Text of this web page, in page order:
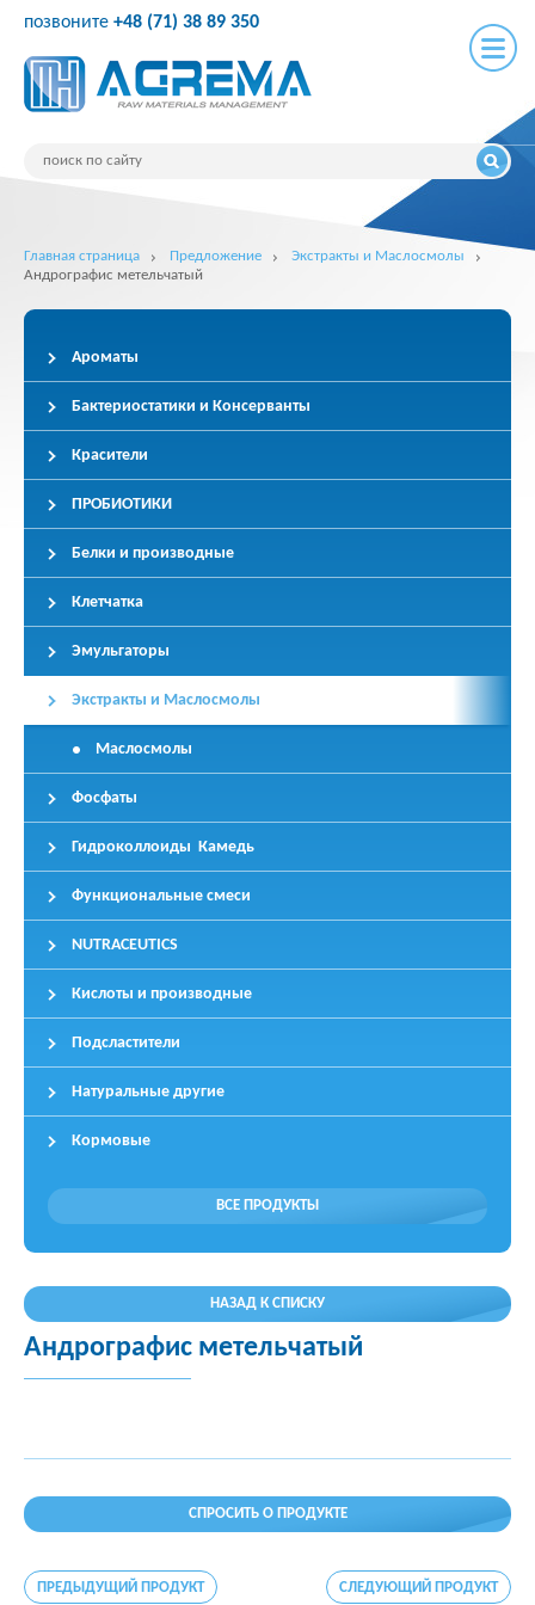
позвоните +48 (71) 38 89 350
Главная страница Предложение
Экстракты и Маслосмолы
Андрографис метельчатый
Ароматы
Бактериостатики и Консерванты
Красители
ПРОБИОТИКИ
Белки и производные
Клетчатка
Эмульгаторы
Экстракты и Маслосмолы
Маслосмолы
Фосфаты
Гидроколлоиды Камедь
Функциональные смеси
NUTRACEUTICS
Кислоты и производные
Подсластители
Натуральные другие
Кормовые
ВСЕ ПРОДУКТЫ
НАЗАД К СПИСКУ
Андрографис метельчатый
СПРОСИТЬ О ПРОДУКТЕ
ПРЕДЫДУЩИЙ ПРОДУКТ СЛЕДУЮЩИЙ ПРОДУКТ